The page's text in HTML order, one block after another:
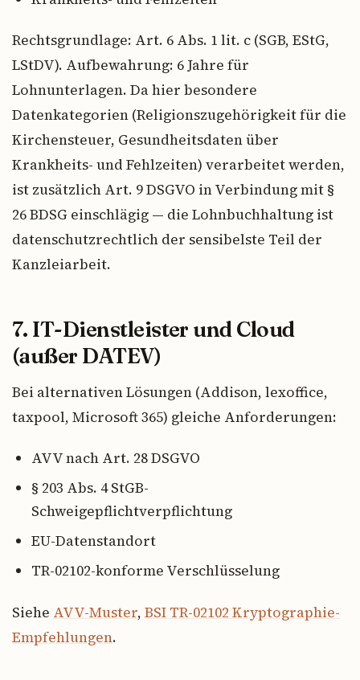
Rechtsgrundlage: Art. 6 Abs. 1 lit. c (SGB, EStG,
LStDV). Aufbewahrung: 6 Jahre für
Lohnunterlagen. Da hier besondere
Datenkategorien (Religionszugehörigkeit für die
Kirchensteuer, Gesundheitsdaten über
Krankheits- und Fehlzeiten) verarbeitet werden,
ist zusätzlich Art. 9 DSGVO in Verbindung mit §
26 BDSG einschlägig — die Lohnbuchhaltung ist
datenschutzrechtlich der sensibelste Teil der
Kanzleiarbeit.
7. IT-Dienstleister und Cloud
(außer DATEV)
Bei alternativen Lösungen (Addison, lexoffice,
taxpool, Microsoft 365) gleiche Anforderungen:
AVV nach Art. 28 DSGVO
§ 203 Abs. 4 StGB-
Schweigepflichtverpflichtung
EU-Datenstandort
TR-02102-konforme Verschlüsselung
Siehe AVV-Muster, BSI TR-02102 Kryptographie-
Empfehlungen.